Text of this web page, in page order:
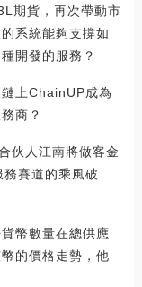
期貨，再次帶動市
系統能夠支撐如
開發的服務？
上ChainUP成為
商？
伙人江南將做客金
賽道的乘風破
幣數量在總供應
的價格走勢，他